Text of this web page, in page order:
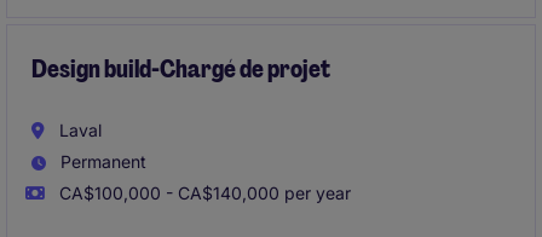
Design build-Chargé de projet
Laval
Permanent
CA$100,000 - CA$140,000 per year